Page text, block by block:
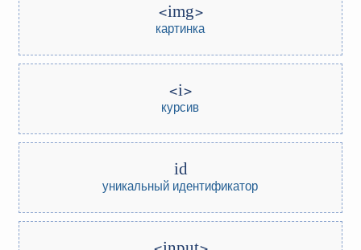
img
картинка
i
курсив
id
уникальный идентификатор